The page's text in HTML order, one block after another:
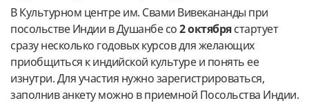
В Культурном центре им. Свами Вивекананды при
посольстве Индии в Душанбе со2 октябрястартует
сразу несколько годовых курсов для желающих
приобщиться к индийской культуре и понять ее
изнутри. Для участия нужно зарегистрироваться,
заполнив анкету можно в приемной Посольства Индии.